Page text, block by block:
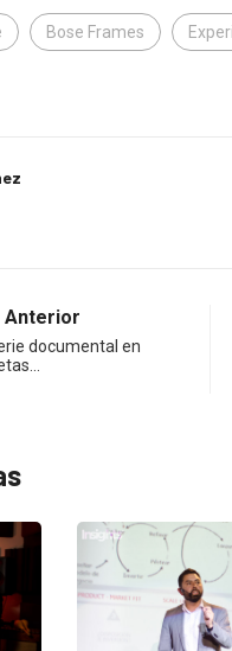
Bose Frames
Anterior
documental en